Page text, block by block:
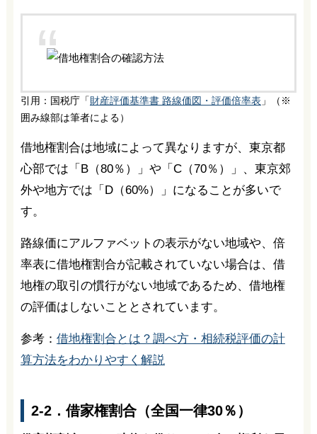
引用：国税庁「 財産評価基準書 路線価図・評価倍率表 」（※
囲み線部は筆者による）
借地権割合は地域によって異なりますが、東京都
心部では「B（80％）」や「C（70％）」、東京郊
外や地方では「D（60%）」になることが多いで
す。
路線価にアルファベットの表示がない地域や、倍
率表に借地権割合が記載されていない場合は、借
地権の取引の慣行がない地域であるため、借地権
の評価はしないこととされています。
参考： 借地権割合とは？調べ方・相続税評価の計
算方法をわかりやすく解説
2-2．借家権割合（全国一律30％）